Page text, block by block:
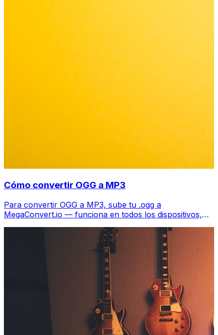
Cómo convertir OGG a MP3
Para convertir OGG a MP3, sube tu .ogg a
MegaConvert.io — funciona en todos los dispositivos,